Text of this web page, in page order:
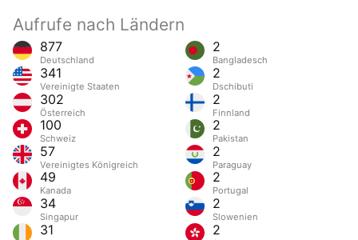
Aufrufe nach Ländern
877
Deutschland
341
Vereinigte Staaten
302
Österreich
100
Schweiz
57
Vereinigtes Königreich
49
Kanada
34
Singapur
31
2
Bangladesch
2
Dschibuti
2
Finnland
2
Pakistan
2
Paraguay
2
Portugal
2
Slowenien
2